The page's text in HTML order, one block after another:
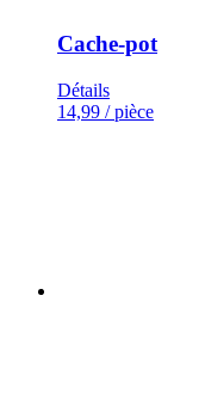
Cache-pot
Détails
14,99 / pièce